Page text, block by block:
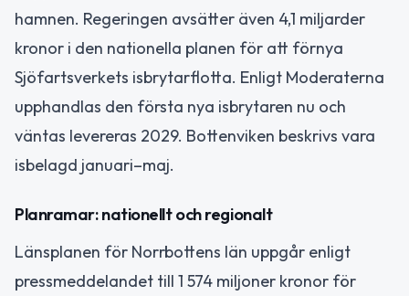
hamnen. Regeringen avsätter även 4,1 miljarder
kronor i den nationella planen för att förnya
Sjöfartsverkets isbrytarflotta. Enligt Moderaterna
upphandlas den första nya isbrytaren nu och
väntas levereras 2029. Bottenviken beskrivs vara
isbelagd januari–maj.
Planramar: nationellt och regionalt
Länsplanen för Norrbottens län uppgår enligt
pressmeddelandet till 1 574 miljoner kronor för